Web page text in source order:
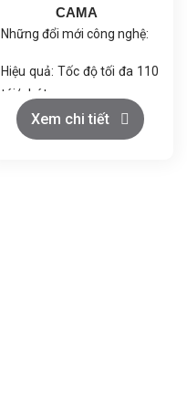
CAMA
Những đổi mới công nghệ:
Hiệu quả: Tốc độ tối đa 110
túi/phút.
Tỷ lệ đạt chuẩn cao: Giải
Xem chi tiết